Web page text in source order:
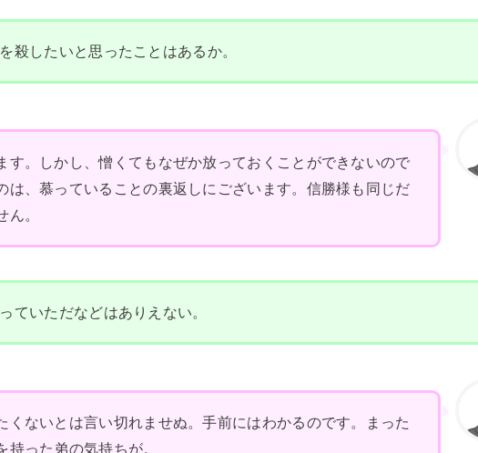
殺したいと思ったことはあるか。
す。しかし、憎くてもなぜか放っておくことができないので
は、慕っていることの裏返しにございます。信勝様も同じだ
ん。
ていただなどはありえない。
くないとは言い切れませぬ。手前にはわかるのです。まった
持った弟の気持ちが。